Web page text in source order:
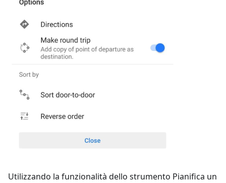
Utilizzando la funzionalità dello strumento Pianifica un